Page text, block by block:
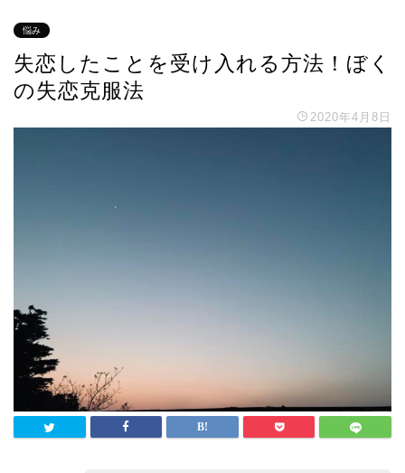
悩み
失恋したことを受け入れる方法！ぼく
の失恋克服法
2020年4月8日